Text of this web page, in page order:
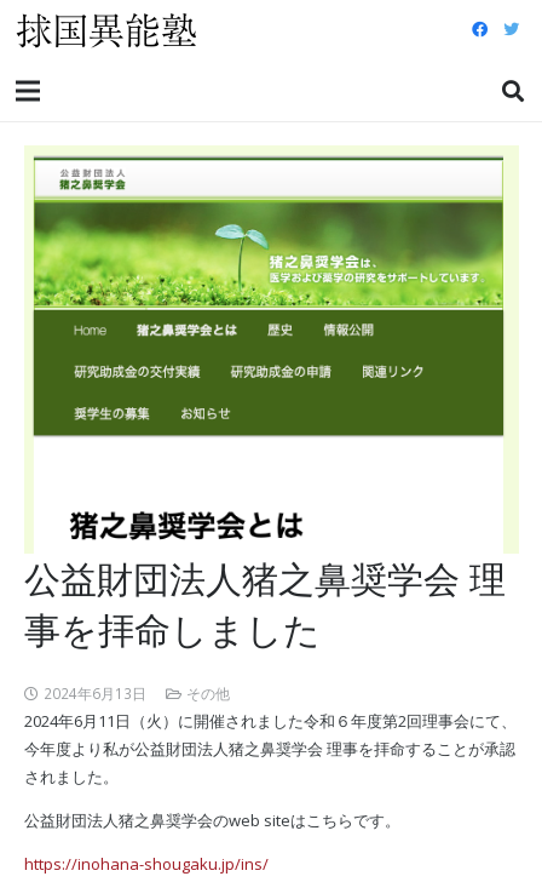
公益財団法人猪之鼻奨学会 理
事を拝命しました
2024年6月13日 その他
2024年6月11日（火）に開催されました令和６年度第2回理事会にて、
今年度より私が公益財団法人猪之鼻奨学会 理事を拝命することが承認
されました。
公益財団法人猪之鼻奨学会のweb siteはこちらです。
https://inohana-shougaku.jp/ins/